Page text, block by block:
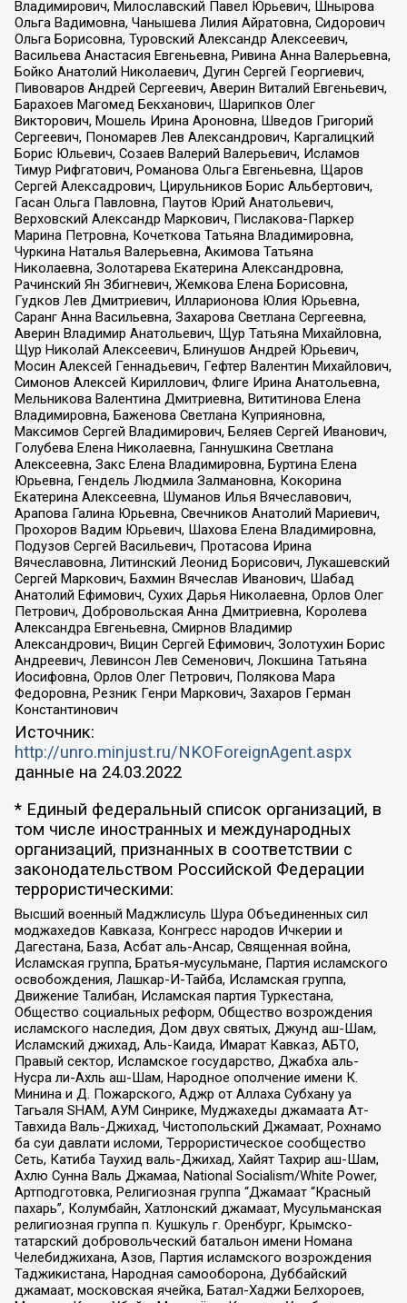
Владимирович, Милославский Павел Юрьевич, Шнырова
Ольга Вадимовна, Чанышева Лилия Айратовна, Сидорович
Ольга Борисовна, Туровский Александр Алексеевич,
Васильева Анастасия Евгеньевна, Ривина Анна Валерьевна,
Бойко Анатолий Николаевич, Дугин Сергей Георгиевич,
Пивоваров Андрей Сергеевич, Аверин Виталий Евгеньевич,
Барахоев Магомед Бекханович, Шарипков Олег
Викторович, Мошель Ирина Ароновна, Шведов Григорий
Сергеевич, Пономарев Лев Александрович, Каргалицкий
Борис Юльевич, Созаев Валерий Валерьевич, Исламов
Тимур Рифгатович, Романова Ольга Евгеньевна, Щаров
Сергей Алексадрович, Цирульников Борис Альбертович,
Гасан Ольга Павловна, Паутов Юрий Анатольевич,
Верховский Александр Маркович, Пислакова-Паркер
Марина Петровна, Кочеткова Татьяна Владимировна,
Чуркина Наталья Валерьевна, Акимова Татьяна
Николаевна, Золотарева Екатерина Александровна,
Рачинский Ян Збигневич, Жемкова Елена Борисовна,
Гудков Лев Дмитриевич, Илларионова Юлия Юрьевна,
Саранг Анна Васильевна, Захарова Светлана Сергеевна,
Аверин Владимир Анатольевич, Щур Татьяна Михайловна,
Щур Николай Алексеевич, Блинушов Андрей Юрьевич,
Мосин Алексей Геннадьевич, Гефтер Валентин Михайлович,
Симонов Алексей Кириллович, Флиге Ирина Анатольевна,
Мельникова Валентина Дмитриевна, Вититинова Елена
Владимировна, Баженова Светлана Куприяновна,
Максимов Сергей Владимирович, Беляев Сергей Иванович,
Голубева Елена Николаевна, Ганнушкина Светлана
Алексеевна, Закс Елена Владимировна, Буртина Елена
Юрьевна, Гендель Людмила Залмановна, Кокорина
Екатерина Алексеевна, Шуманов Илья Вячеславович,
Арапова Галина Юрьевна, Свечников Анатолий Мариевич,
Прохоров Вадим Юрьевич, Шахова Елена Владимировна,
Подузов Сергей Васильевич, Протасова Ирина
Вячеславовна, Литинский Леонид Борисович, Лукашевский
Сергей Маркович, Бахмин Вячеслав Иванович, Шабад
Анатолий Ефимович, Сухих Дарья Николаевна, Орлов Олег
Петрович, Добровольская Анна Дмитриевна, Королева
Александра Евгеньевна, Смирнов Владимир
Александрович, Вицин Сергей Ефимович, Золотухин Борис
Андреевич, Левинсон Лев Семенович, Локшина Татьяна
Иосифовна, Орлов Олег Петрович, Полякова Мара
Федоровна, Резник Генри Маркович, Захаров Герман
Константинович
Источник:
http://unro.minjust.ru/NKOForeignAgent.aspx
данные на 24.03.2022
* Единый федеральный список организаций, в
том числе иностранных и международных
организаций, признанных в соответствии с
законодательством Российской Федерации
террористическими:
Высший военный Маджлисуль Шура Объединенных сил
моджахедов Кавказа, Конгресс народов Ичкерии и
Дагестана, База, Асбат аль-Ансар, Священная война,
Исламская группа, Братья-мусульмане, Партия исламского
освобождения, Лашкар-И-Тайба, Исламская группа,
Движение Талибан, Исламская партия Туркестана,
Общество социальных реформ, Общество возрождения
исламского наследия, Дом двух святых, Джунд аш-Шам,
Исламский джихад, Аль-Каида, Имарат Кавказ, АБТО,
Правый сектор, Исламское государство, Джабха аль-
Нусра ли-Ахль аш-Шам, Народное ополчение имени К.
Минина и Д. Пожарского, Аджр от Аллаха Субхану уа
Тагьаля SHAM, АУМ Синрике, Муджахеды джамаата Ат-
Тавхида Валь-Джихад, Чистопольский Джамаат, Рохнамо
ба суи давлати исломи, Террористическое сообщество
Сеть, Катиба Таухид валь-Джихад, Хайят Тахрир аш-Шам,
Ахлю Сунна Валь Джамаа, National Socialism/White Power,
Артподготовка, Религиозная группа “Джамаат “Красный
пахарь”, Колумбайн, Хатлонский джамаат, Мусульманская
религиозная группа п. Кушкуль г. Оренбург, Крымско-
татарский добровольческий батальон имени Номана
Челебиджихана, Азов, Партия исламского возрождения
Таджикистана, Народная самооборона, Дуббайский
джамаат, московская ячейка, Батал-Хаджи Белхороев,